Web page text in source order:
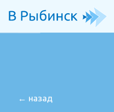
МОЛОГА